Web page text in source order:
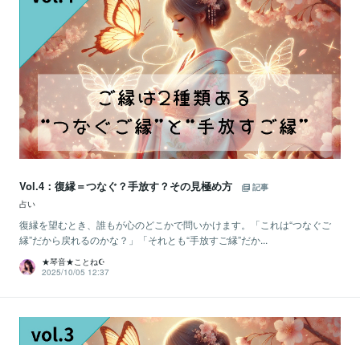
Vol.4：復縁＝つなぐ？手放す？その見極め方
記事
占い
復縁を望むとき、誰もが心のどこかで問いかけます。「これは“つなぐご
縁”だから戻れるのかな？」「それとも“手放すご縁”だか...
★琴音★ことね☪️
2025/10/05 12:37